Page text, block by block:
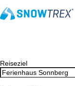
Reiseziel